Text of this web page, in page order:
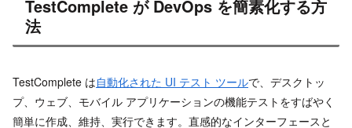
TestComplete が DevOps を簡素化する方
法
TestComplete は自動化された UI テスト ツールで、デスクトッ
プ、ウェブ、モバイル アプリケーションの機能テストをすばやく
簡単に作成、維持、実行できます。直感的なインターフェースと